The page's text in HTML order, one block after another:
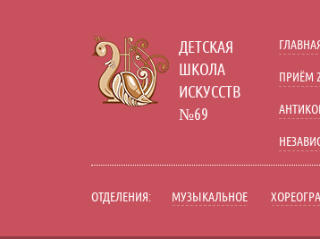
Графика:
Интервал:
ДЕТСКАЯ
ШКОЛА
ИСКУССТВ
№69
ПРИЁМ
ОТДЕЛЕНИЯ: МУЗЫКАЛЬНОЕ